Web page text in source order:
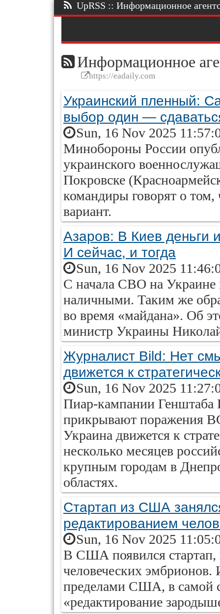
UpRSS :: Информационное
Информационное
https://eadaily.com
Украинский пленный:
выбор один —
Sun, 16 Nov 2025
Минобороны России
украинского
Покровске
командиры говорят о
вариант.
Азаров: В Киев деньги
И сейчас, и тогда
Sun, 16 Nov 2025
С начала СВО на Украине
наличными. Таким же
во время «майдана». Об
министр Украины
Журналист Bild: Нет
движется к
Sun, 16 Nov 2025
Пиар-кампании Генштаба
прикрывают поражения
Украина движется к
несколько месяцев
крупным городам в
областях.
Стартап из США
редактированием
Sun, 16 Nov 2025
В США появился стартап,
человеческих эмбрионов.
пределами США, в самой
«редактирование